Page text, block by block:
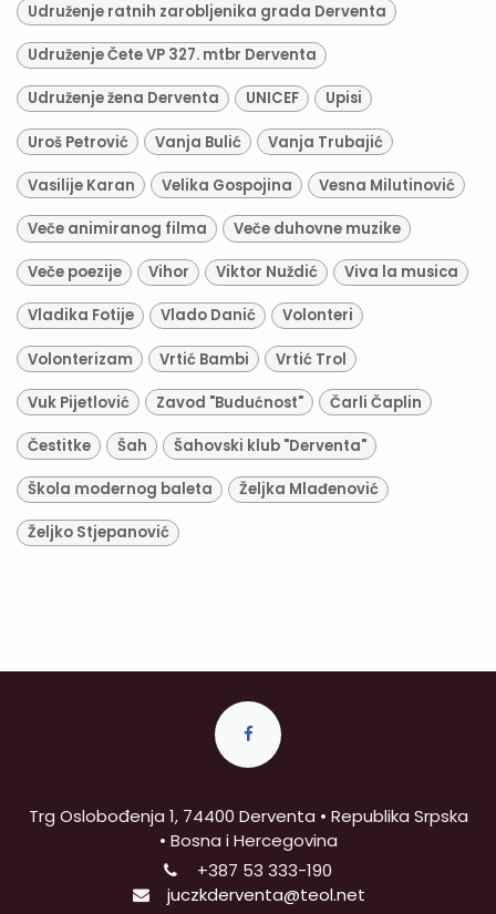
Udruženje ratnih zarobljenika grada Derventa
Udruženje Čete VP 327. mtbr Derventa
Udruženje žena Derventa UNICEF Upisi
Uroš Petrović Vanja Bulić Vanja Trubajić
Vasilije Karan Velika Gospojina Vesna Milutinović
Veče animiranog filma Veče duhovne muzike
Veče poezije Vihor Viktor Nuždić Viva la musica
Vladika Fotije Vlado Danić Volonteri
Volonterizam Vrtić Bambi Vrtić Trol
Vuk Pijetlović Zavod "Budućnost" Čarli Čaplin
Čestitke Šah Šahovski klub "Derventa"
Škola modernog baleta Željka Mlađenović
Željko Stjepanović
Trg Oslobođenja 1, 74400 Derventa • Republika Srpska
• Bosna i Hercegovina
+387 53 333-190
juczkderventa@teol.net